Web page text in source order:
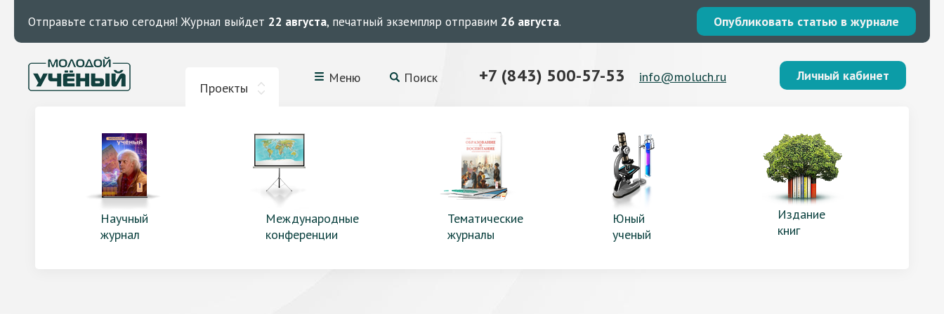
Отправьте статью сегодня! Журнал выйдет 22 августа, печатный экземпляр отправим 26 августа. Опубликовать статью в журнале
Проекты
Меню Поиск +7 (843) 500-57-53 info@moluch.ru Личный кабинет
Научный
журнал
Международные
конференции
Тематические
журналы
Юный
ученый
Издание
книг